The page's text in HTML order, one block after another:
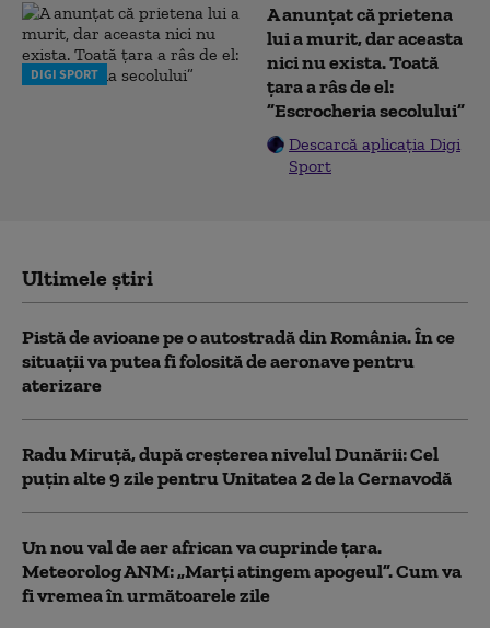
DIGI SPORT
A anunțat că prietena
lui a murit, dar aceasta
nici nu exista. Toată
țara a râs de el:
”Escrocheria secolului”
Descarcă aplicația Digi
Sport
Ultimele știri
Pistă de avioane pe o autostradă din România. În ce
situații va putea fi folosită de aeronave pentru
aterizare
Radu Miruță, după creșterea nivelul Dunării: Cel
puțin alte 9 zile pentru Unitatea 2 de la Cernavodă
Un nou val de aer african va cuprinde țara.
Meteorolog ANM: „Marți atingem apogeul”. Cum va
fi vremea în următoarele zile